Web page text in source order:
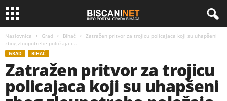
Naslovnica Grad Bihać
Zatražen pritvor za trojicu policajaca koji su uhapšeni
zbog zloupotrebe položaja i...
GRAD BIHAĆ
Zatražen pritvor za trojicu
policajaca koji su uhapšeni